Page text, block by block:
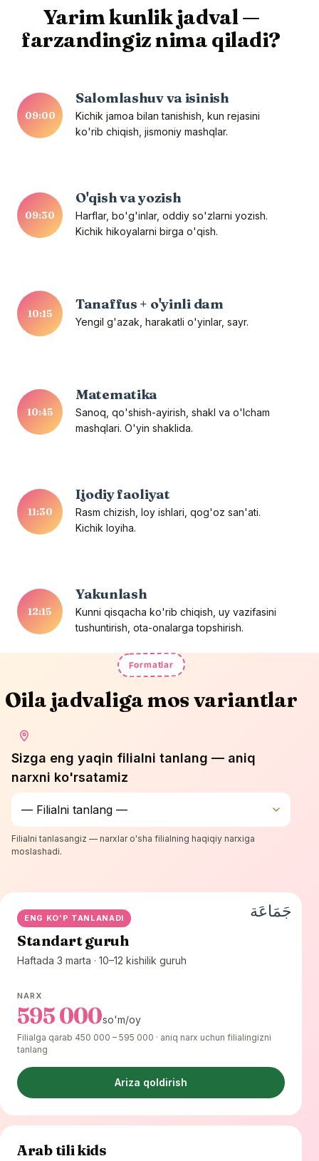
Yarim kunlik jadval —
farzandingiz nima qiladi?
09:00
Salomlashuv va isinish
Kichik jamoa bilan tanishish, kun rejasini
ko'rib chiqish, jismoniy mashqlar.
09:30
O'qish va yozish
Harflar, bo'g'inlar, oddiy so'zlarni yozish.
Kichik hikoyalarni birga o'qish.
10:15
Tanaffus + o'yinli dam
Yengil g'azak, harakatli o'yinlar, sayr.
10:45
Matematika
Sanoq, qo'shish-ayirish, shakl va o'lcham
mashqlari. O'yin shaklida.
11:30
Ijodiy faoliyat
Rasm chizish, loy ishlari, qog'oz san'ati.
Kichik loyiha.
12:15
Yakunlash
Kunni qisqacha ko'rib chiqish, uy vazifasini
tushuntirish, ota-onalarga topshirish.
Formatlar
Oila jadvaliga mos variantlar
Sizga eng yaqin filialni tanlang — aniq
narxni ko'rsatamiz
Filialni tanlasangiz — narxlar o'sha filialning haqiqiy narxiga
moslashadi.
ENG KO'P TANLANADI
جَمَاعَة
Standart guruh
Haftada 3 marta · 10–12 kishilik guruh
NARX
595 000so'm/oy
Filialga qarab 450 000 – 595 000 · aniq narx uchun filialingizni
tanlang
Ariza qoldirish
Arab tili kids